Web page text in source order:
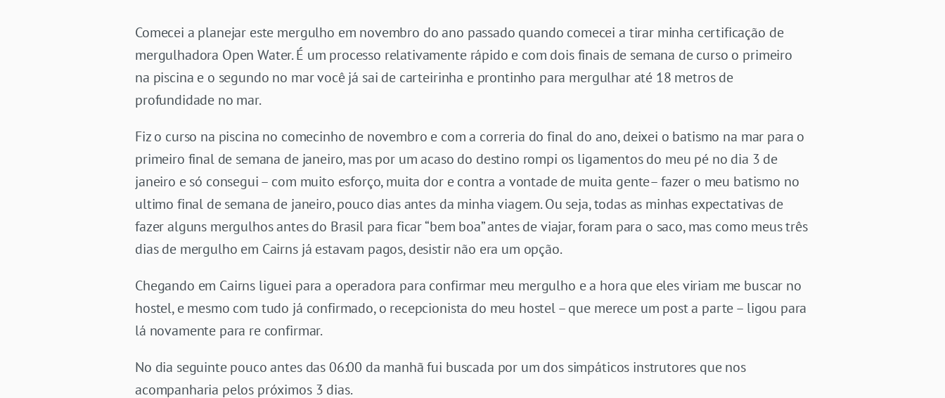
Comecei a planejar este mergulho em novembro do ano passado quando comecei a tirar minha certificação de
mergulhadora Open Water. É um processo relativamente rápido e com dois finais de semana de curso o primeiro
na piscina e o segundo no mar você já sai de carteirinha e prontinho para mergulhar até 18 metros de
profundidade no mar.
Fiz o curso na piscina no comecinho de novembro e com a correria do final do ano, deixei o batismo na mar para o
primeiro final de semana de janeiro, mas por um acaso do destino rompi os ligamentos do meu pé no dia 3 de
janeiro e só consegui – com muito esforço, muita dor e contra a vontade de muita gente– fazer o meu batismo no
ultimo final de semana de janeiro, pouco dias antes da minha viagem. Ou seja, todas as minhas expectativas de
fazer alguns mergulhos antes do Brasil para ficar “bem boa” antes de viajar, foram para o saco, mas como meus três
dias de mergulho em Cairns já estavam pagos, desistir não era um opção.
Chegando em Cairns liguei para a operadora para confirmar meu mergulho e a hora que eles viriam me buscar no
hostel, e mesmo com tudo já confirmado, o recepcionista do meu hostel – que merece um post a parte – ligou para
lá novamente para re confirmar.
No dia seguinte pouco antes das 06:00 da manhã fui buscada por um dos simpáticos instrutores que nos
acompanharia pelos próximos 3 dias.